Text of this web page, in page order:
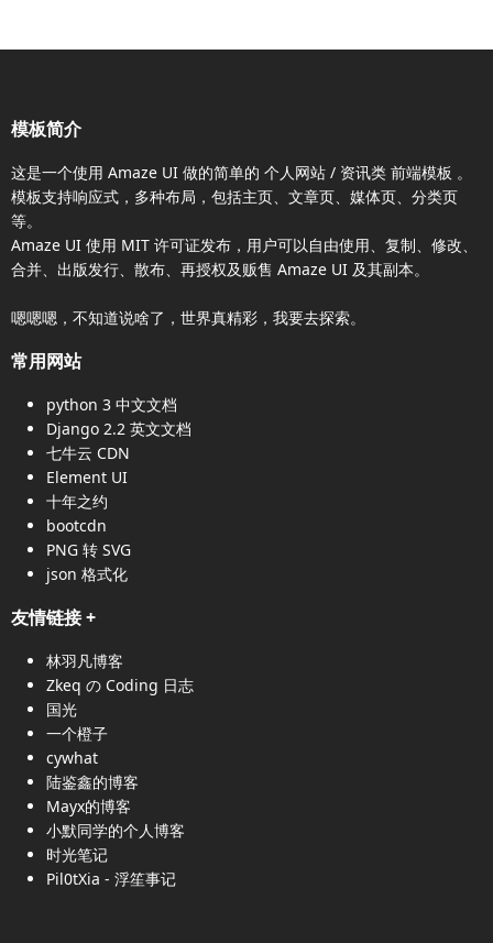
模板简介
这是一个使用 Amaze UI 做的简单的 个人网站 / 资讯类 前端模板 。
模板支持响应式，多种布局，包括主页、文章页、媒体页、分类页
等。
Amaze UI 使用 MIT 许可证发布，用户可以自由使用、复制、修改、
合并、出版发行、散布、再授权及贩售 Amaze UI 及其副本。
嗯嗯嗯，不知道说啥了，世界真精彩，我要去探索。
常用网站
python 3 中文文档
Django 2.2 英文文档
七牛云 CDN
Element UI
十年之约
bootcdn
PNG 转 SVG
json 格式化
友情链接+
林羽凡博客
Zkeq の Coding 日志
国光
一个橙子
cywhat
陆鉴鑫的博客
Mayx的博客
小默同学的个人博客
时光笔记
Pil0tXia - 浮笙事记